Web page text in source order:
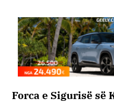
Forca e Sigurisë së